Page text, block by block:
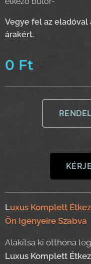
Vegye fel az
árakért.
0 Ft
Luxus Komplett
Ön Igényeire Szabva
Alakítsa ki otthona
Luxus Komplett